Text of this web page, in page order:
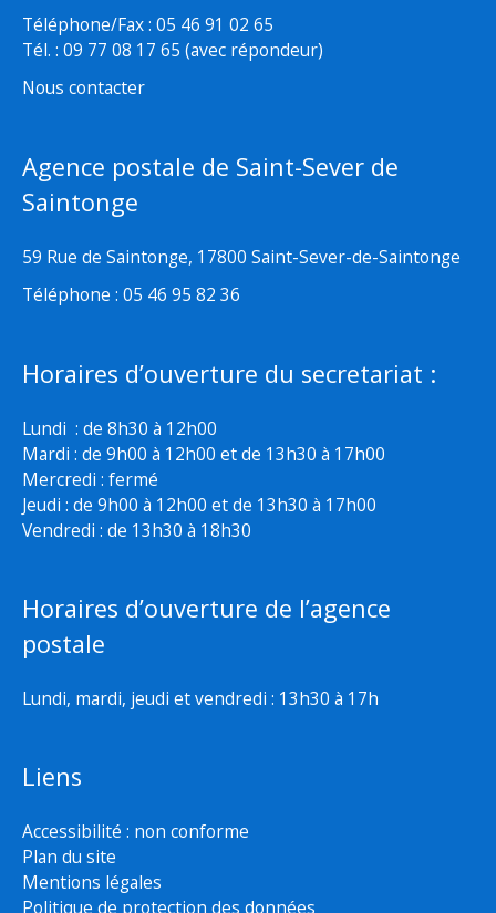
Téléphone/Fax : 05 46 91 02 65
Tél. : 09 77 08 17 65 (avec répondeur)
Nous contacter
Agence postale de Saint-Sever de
Saintonge
59 Rue de Saintonge, 17800 Saint-Sever-de-Saintonge
Téléphone : 05 46 95 82 36
Horaires d’ouverture du secretariat :
Lundi : de 8h30 à 12h00
Mardi : de 9h00 à 12h00 et de 13h30 à 17h00
Mercredi : fermé
Jeudi : de 9h00 à 12h00 et de 13h30 à 17h00
Vendredi : de 13h30 à 18h30
Horaires d’ouverture de l’agence
postale
Lundi, mardi, jeudi et vendredi : 13h30 à 17h
Liens
Accessibilité : non conforme
Plan du site
Mentions légales
Politique de protection des données